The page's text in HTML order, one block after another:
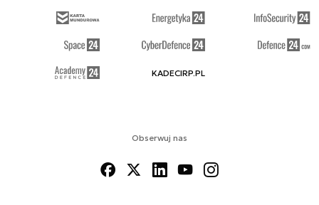
Obserwuj nas
KADECIRP.PL